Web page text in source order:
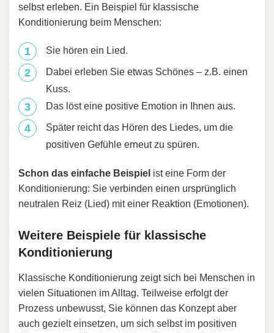
selbst erleben. Ein Beispiel für klassische
Konditionierung beim Menschen:
Sie hören ein Lied.
Dabei erleben Sie etwas Schönes – z.B. einen
Kuss.
Das löst eine positive Emotion in Ihnen aus.
Später reicht das Hören des Liedes, um die
positiven Gefühle erneut zu spüren.
Schon das einfache Beispiel ist eine Form der
Konditionierung: Sie verbinden einen ursprünglich
neutralen Reiz (Lied) mit einer Reaktion (Emotionen).
Weitere Beispiele für klassische
Konditionierung
Klassische Konditionierung zeigt sich bei Menschen in
vielen Situationen im Alltag. Teilweise erfolgt der
Prozess unbewusst, Sie können das Konzept aber
auch gezielt einsetzen, um sich selbst im positiven